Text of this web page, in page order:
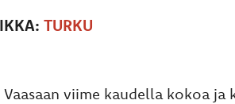
TURKU
viime kaudella kokoa ja